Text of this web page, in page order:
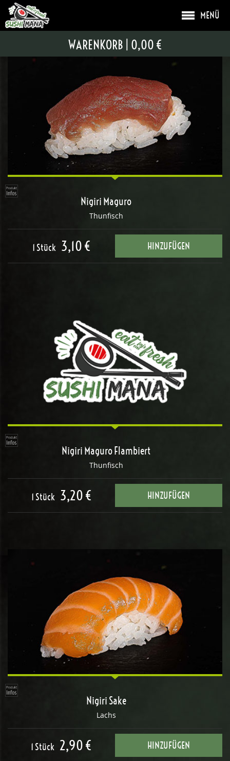
MENÜ
WARENKORB 0,00 €
Nigiri Maguro
Thunfisch
1 Stück 3,10 € HINZUFÜGEN
Nigiri Maguro Flambiert
Thunfisch
1 Stück 3,20 € HINZUFÜGEN
Nigiri Sake
Lachs
1 Stück 2,90 € HINZUFÜGEN